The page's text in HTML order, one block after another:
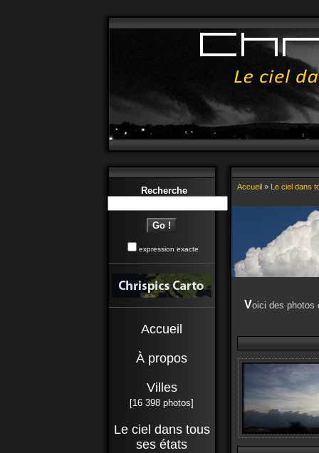
Recherche
expression exacte
Accueil
À propos
Villes
[16 398 photos]
Le ciel dans tous
ses états
Accueil» Le ciel dans
Voici des photos